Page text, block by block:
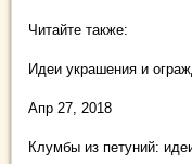
Читайте также:
Идеи украшения и
Апр 27, 2018
Клумбы из петуний: